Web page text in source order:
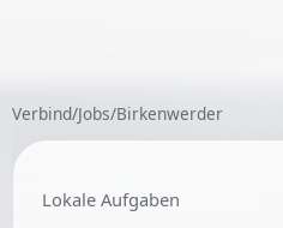
Verbind/Jobs/Birkenwerder
Lokale Aufgaben